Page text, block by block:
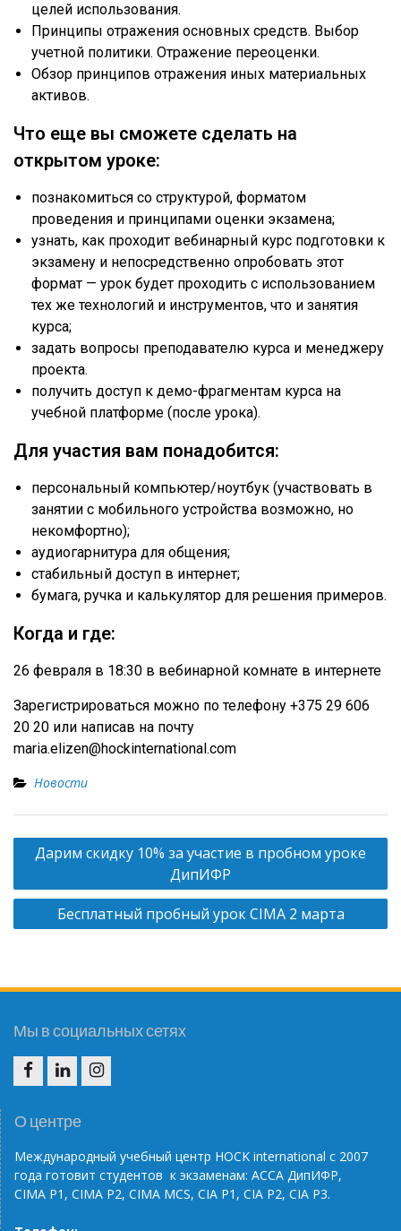
целей использования.
Принципы отражения основных средств. Выбор
учетной политики. Отражение переоценки.
Обзор принципов отражения иных материальных
активов.
Что еще вы сможете сделать на
открытом уроке:
познакомиться со структурой, форматом
проведения и принципами оценки экзамена;
узнать, как проходит вебинарный курс подготовки к
экзамену и непосредственно опробовать этот
формат — урок будет проходить с использованием
тех же технологий и инструментов, что и занятия
курса;
задать вопросы преподавателю курса и менеджеру
проекта.
получить доступ к демо-фрагментам курса на
учебной платформе (после урока).
Для участия вам понадобится:
персональный компьютер/ноутбук (участвовать в
занятии с мобильного устройства возможно, но
некомфортно);
аудиогарнитура для общения;
стабильный доступ в интернет;
бумага, ручка и калькулятор для решения примеров.
Когда и где:
26 февраля в 18:30 в вебинарной комнате в интернете
Зарегистрироваться можно по телефону +375 29 606
20 20 или написав на почту
maria.elizen@hockinternational.com
Новости
Н
в
и
и
я
п
о
а
п
Дарим скидку 10% за участие в пробном уроке
ДипИФР
Бесплатный пробный урок CIMA 2 марта
Мы в социальных сетях
N
О центре
Международный учебный центр НОСK international с 2007
года готовит студентов к экзаменам: АССА ДипИФР,
CIMA P1, CIMA P2, CIMA MCS, СIA P1, CIA P2, CIA P3.